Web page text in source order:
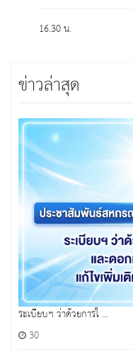
16.30 น.
ข่าวล่าสุด
ระเบียบฯ ว่าด้วยการใ ...
30